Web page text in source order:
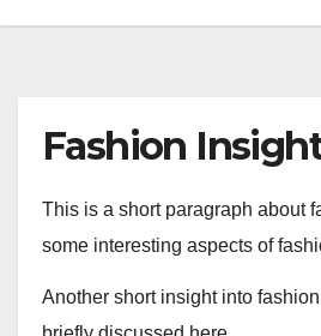
Fashion
This is a short paragraph about
some interesting aspects of
Another short insight into